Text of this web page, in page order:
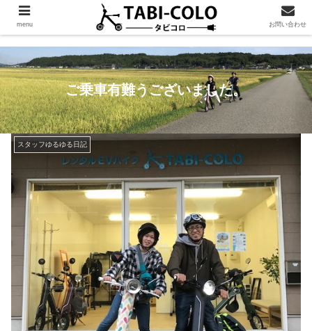
ご乗車有難うございました。
スタッフゆるゆる日記
menu お問い合わせ